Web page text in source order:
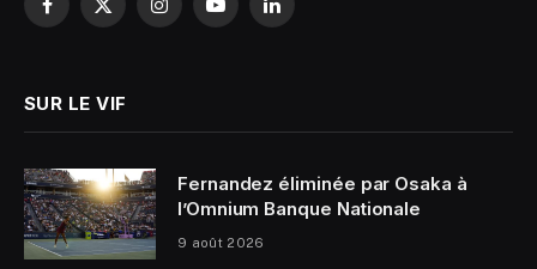
Facebook
X
InstagramYouTubeLinkedIn
SUR LE VIF
Fernandez éliminée par Osaka à
l’Omnium Banque Nationale
9 août 2026